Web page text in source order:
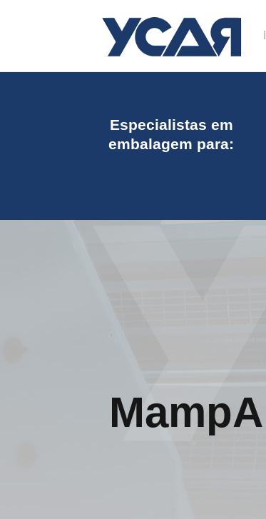
Especialistas em
embalagem para:
MampA